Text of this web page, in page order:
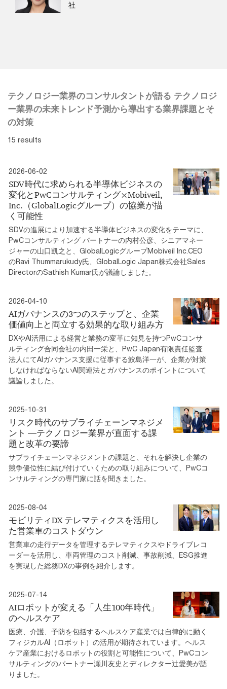
社
テクノロジー業界のコンサルタントが語る テクノロジ
ー業界の未来トレンド予測から導出する業界課題とそ
の対策
15 results
2026-06-02
SDV時代に求められる半導体ビジネスの
変化とPwCコンサルティング×Mobiveil,
Inc.（GlobalLogicグループ）の協業が描
く可能性
SDVの進展により加速する半導体ビジネスの変化をテーマに、
PwCコンサルティング パートナーの内村公彦、シニアマネー
ジャーの山口凱之と、GlobalLogicグループMobiveil Inc.CEO
のRavi Thummarukudy氏、GlobalLogic Japan株式会社Sales
DirectorのSathish Kumar氏が議論しました。
2026-04-10
AIガバナンスの3つのステップと、企業
価値向上と両立する効果的な取り組み方
DXやAI活用による経営と業務の変革に知見を持つPwCコンサ
ルティング合同会社の内田一栄と、PwC Japan有限責任監査
法人にてAIガバナンス支援に従事する鮫島洋一が、企業が対策
しなければならないAI関連法とガバナンスのポイントについて
議論しました。
2025-10-31
リスク時代のサプライチェーンマネジメ
ント ―テクノロジー業界が直面する課
題と改革の要諦
サプライチェーンマネジメントの課題と、それを解決し企業の
競争優位性に結び付けていくための取り組みについて、PwCコ
ンサルティングの専門家に話を聞きました。
2025-08-04
モビリティDX テレマティクスを活用し
た営業車のコストダウン
営業車の走行データを管理するテレマティクスやドライブレコ
ーダーを活用し、車両管理のコスト削減、事故削減、ESG推進
を実現した総務DXの事例を紹介します。
2025-07-14
AIロボットが変える「人生100年時代」
のヘルスケア
医療、介護、予防を包括するヘルスケア産業では自律的に動く
フィジカルAI（ロボット）の活用が期待されています。ヘルス
ケア産業におけるロボットの役割と可能性について、PwCコン
サルティングのパートナー瀬川友史とディレクター辻愛美が語
りました。